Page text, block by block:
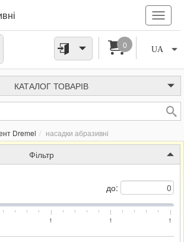
UA
0
КАТАЛОГ ТОВАРІВ
Dremel насадки абразивні
Фільтр
до:
1 1 1